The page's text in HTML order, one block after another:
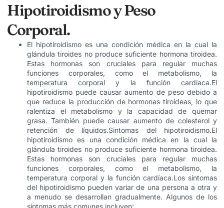
Hipotiroidismo y Peso
Corporal.
El hipotiroidismo es una condición médica en la cual la
glándula tiroides no produce suficiente hormona tiroidea.
Estas hormonas son cruciales para regular muchas
funciones corporales, como el metabolismo, la
temperatura corporal y la función cardíaca.El
hipotiroidismo puede causar aumento de peso debido a
que reduce la producción de hormonas tiroideas, lo que
ralentiza el metabolismo y la capacidad de quemar
grasa. También puede causar aumento de colesterol y
retención de líquidos.Sintomas del hipotiroidismo.El
hipotiroidismo es una condición médica en la cual la
glándula tiroides no produce suficiente hormona tiroidea.
Estas hormonas son cruciales para regular muchas
funciones corporales, como el metabolismo, la
temperatura corporal y la función cardíaca.Los síntomas
del hipotiroidismo pueden variar de una persona a otra y
a menudo se desarrollan gradualmente. Algunos de los
síntomas más comunes incluyen: